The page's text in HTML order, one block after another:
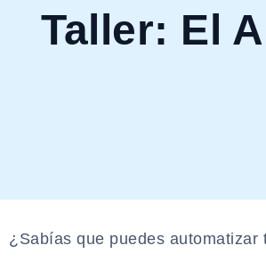
Taller: El
¿Sabías que puedes